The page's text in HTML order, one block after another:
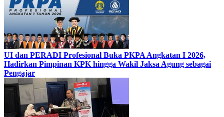
UI dan PERADI Profesional Buka PKPA Angkatan I 2026,
Hadirkan Pimpinan KPK hingga Wakil Jaksa Agung sebagai
Pengajar